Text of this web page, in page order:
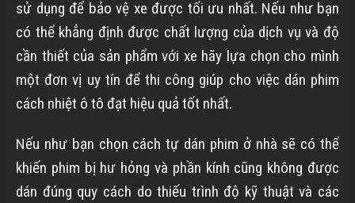
sử dụng để bảo vệ xe được tối ưu nhất. Nếu như bạn
có thể khẳng định được chất lượng của dịch vụ và độ
cần thiết của sản phẩm với xe hãy lựa chọn cho mình
một đơn vị uy tín để thi công giúp cho việc dán phim
cách nhiệt ô tô đạt hiệu quả tốt nhất.
Nếu như bạn chọn cách tự dán phim ở nhà sẽ có thể
khiến phim bị hư hỏng và phần kính cũng không được
dán đúng quy cách do thiếu trình độ kỹ thuật và các